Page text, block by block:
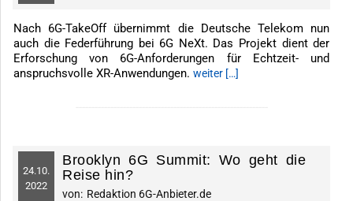
Nach 6G-TakeOff übernimmt die Deutsche Telekom nun
auch die Federführung bei 6G NeXt. Das Projekt dient der
Erforschung von 6G-Anforderungen für Echtzeit- und
anspruchsvolle XR-Anwendungen. weiter […]
24.10.
2022
Brooklyn 6G Summit: Wo geht die
Reise hin?
von: Redaktion 6G-Anbieter.de